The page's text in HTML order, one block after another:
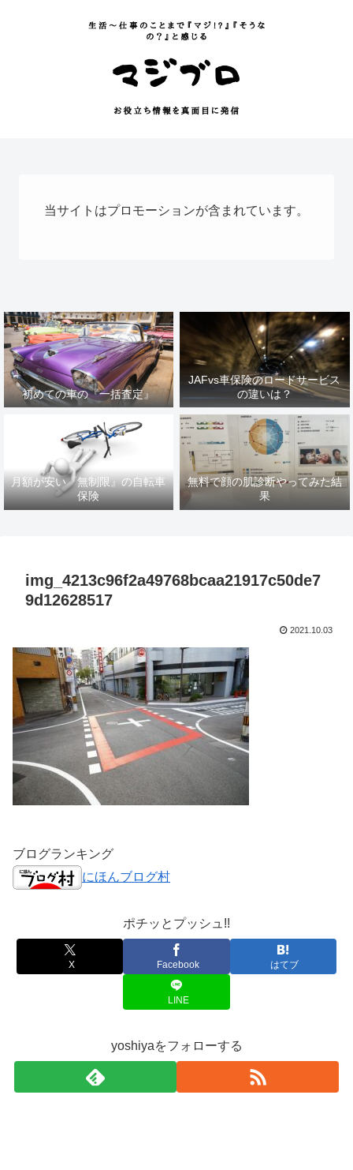
当サイトはプロモーションが含まれています。
初めての車の『一括査定』
JAFvs車保険のロードサービス
の違いは？
月額が安い『無制限』の自転車
保険
無料で顔の肌診断やってみた結
果
img_4213c96f2a49768bcaa21917c50de7
9d12628517
2021.10.03
ブログランキング
にほんブログ村
ポチッとプッシュ!!
X Facebook はてブ
LINE
yoshiyaをフォローする